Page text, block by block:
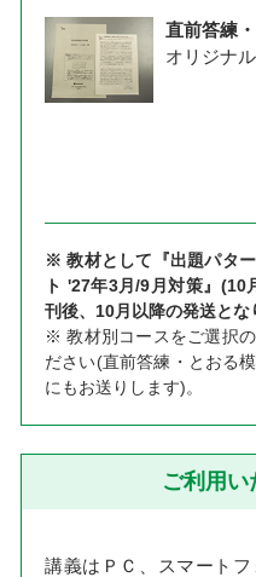
直前答練
オリジナ
※ 教材として『出題パタ
ト '27年3月/9月対策』(10
刊後、10月以降の発送とな
※ 教材別コースをご選択
ださい(直前答練・とおる
にもお送りします)。
ご利用い
講義はＰＣ、スマート